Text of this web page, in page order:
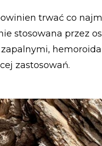
trwać co
stosowana przez
zastosowań.